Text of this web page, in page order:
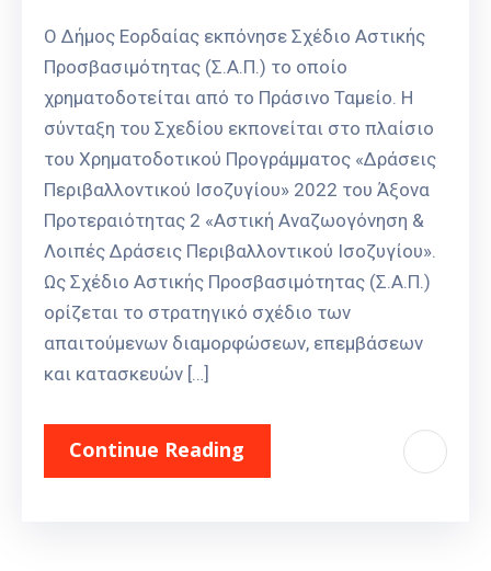
Ο Δήμος Εορδαίας εκπόνησε Σχέδιο Αστικής
Προσβασιμότητας (Σ.Α.Π.) το οποίο
χρηματοδοτείται από το Πράσινο Ταμείο. Η
σύνταξη του Σχεδίου εκπονείται στο πλαίσιο
του Χρηματοδοτικού Προγράμματος «Δράσεις
Περιβαλλοντικού Ισοζυγίου» 2022 του Άξονα
Προτεραιότητας 2 «Αστική Αναζωογόνηση &
Λοιπές Δράσεις Περιβαλλοντικού Ισοζυγίου».
Ως Σχέδιο Αστικής Προσβασιμότητας (Σ.Α.Π.)
ορίζεται το στρατηγικό σχέδιο των
απαιτούμενων διαμορφώσεων, επεμβάσεων
και κατασκευών […]
Continue Reading